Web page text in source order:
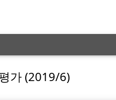
가 (2019/6)